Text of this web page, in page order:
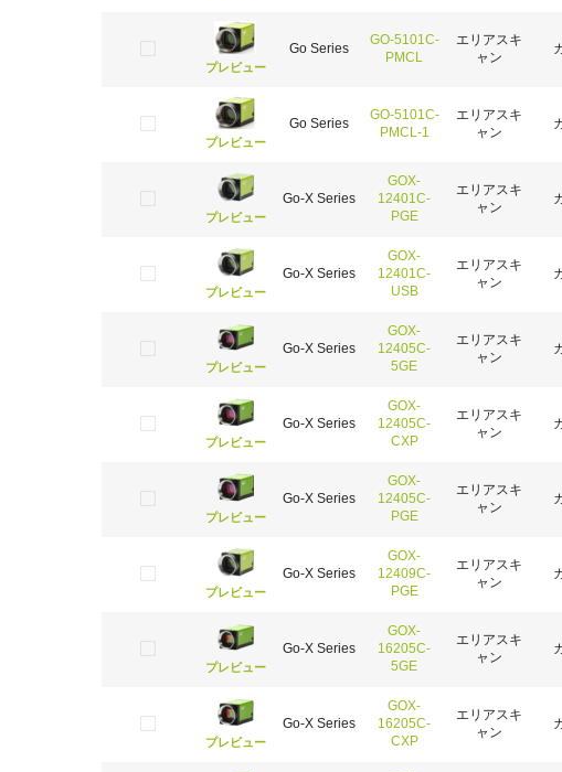
プレビュー
Go Series
GO-5101C-
PMCL
エリアスキ
ャン
プレビュー
Go Series
GO-5101C-
PMCL-1
エリアスキ
ャン
プレビュー
Go-X Series
GOX-
12401C-
PGE
エリアスキ
ャン
プレビュー
Go-X Series
GOX-
12401C-
USB
エリアスキ
ャン
プレビュー
Go-X Series
GOX-
12405C-
5GE
エリアスキ
ャン
プレビュー
Go-X Series
GOX-
12405C-
CXP
エリアスキ
ャン
プレビュー
Go-X Series
GOX-
12405C-
PGE
エリアスキ
ャン
プレビュー
Go-X Series
GOX-
12409C-
PGE
エリアスキ
ャン
プレビュー
Go-X Series
GOX-
16205C-
5GE
エリアスキ
ャン
プレビュー
Go-X Series
GOX-
16205C-
CXP
エリアスキ
ャン